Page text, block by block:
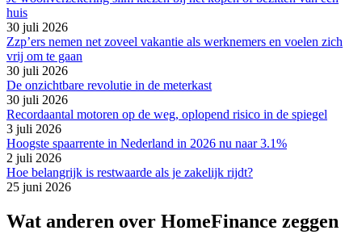
huis
30 juli 2026
Zzp’ers nemen net zoveel vakantie als werknemers en voelen zich
vrij om te gaan
30 juli 2026
De onzichtbare revolutie in de meterkast
30 juli 2026
Recordaantal motoren op de weg, oplopend risico in de spiegel
3 juli 2026
Hoogste spaarrente in Nederland in 2026 nu naar 3.1%
2 juli 2026
Hoe belangrijk is restwaarde als je zakelijk rijdt?
25 juni 2026
Wat anderen over HomeFinance zeggen